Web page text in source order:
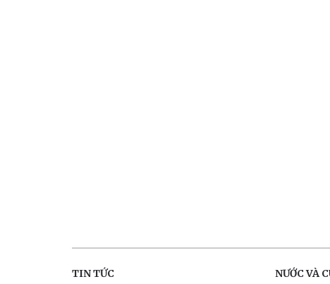
TIN TỨC
NƯỚC VÀ